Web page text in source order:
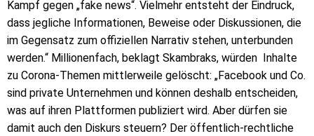
Kampf gegen „fake news“. Vielmehr entsteht der Eindruck,
dass jegliche Informationen, Beweise oder Diskussionen, die
im Gegensatz zum offiziellen Narrativ stehen, unterbunden
werden.“ Millionenfach, beklagt Skambraks, würden Inhalte
zu Corona-Themen mittlerweile gelöscht: „Facebook und Co.
sind private Unternehmen und können deshalb entscheiden,
was auf ihren Plattformen publiziert wird. Aber dürfen sie
damit auch den Diskurs steuern? Der öffentlich-rechtliche